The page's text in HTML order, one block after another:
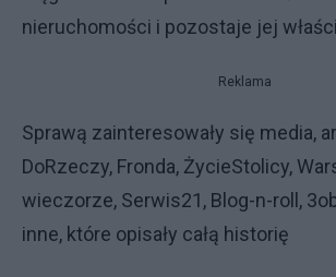
nieruchomości i pozostaje jej
Reklama
Sprawą zainteresowały się media,
DoRzeczy, Fronda, ŻycieStolicy,
wieczorze, Serwis21, Blog-n-roll,
inne, które opisały całą historię